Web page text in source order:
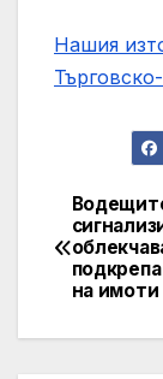
Нашия
Post
на имоти